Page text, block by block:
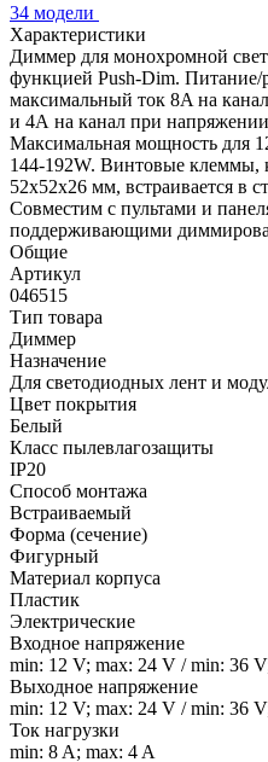
34 модели
Характеристики
Диммер для монохромной
функцией Push-Dim. Питание/
максимальный ток 8A на
и 4А на канал при
Максимальная мощность для
144-192W. Винтовые клеммы,
52x52x26 мм, встраивается в
Совместим с пультами и
поддерживающими
Общие
Артикул
046515
Тип товара
Диммер
Назначение
Для светодиодных лент и
Цвет покрытия
Белый
Класс пылевлагозащиты
IP20
Способ монтажа
Встраиваемый
Форма (сечение)
Фигурный
Материал корпуса
Пластик
Электрические
Входное напряжение
min: 12 V; max: 24 V / min: 36
Выходное напряжение
min: 12 V; max: 24 V / min: 36
Ток нагрузки
min: 8 A; max: 4 A